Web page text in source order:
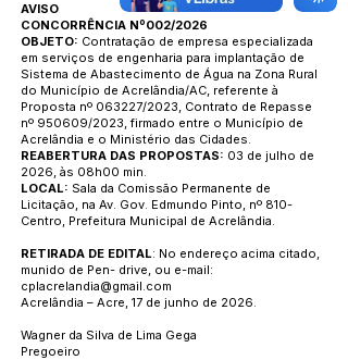
AVISO
CONCORRÊNCIA Nº002/2026
OBJETO: Contratação de empresa especializada
em serviços de engenharia para implantação de
Sistema de Abastecimento de Água na Zona Rural
do Município de Acrelândia/AC, referente à
Proposta nº 063227/2023, Contrato de Repasse
nº 950609/2023, firmado entre o Município de
Acrelândia e o Ministério das Cidades.
REABERTURA DAS PROPOSTAS: 03 de julho de
2026, às 08h00 min.
LOCAL: Sala da Comissão Permanente de
Licitação, na Av. Gov. Edmundo Pinto, nº 810-
Centro, Prefeitura Municipal de Acrelândia.
RETIRADA DE EDITAL: No endereço acima citado,
munido de Pen- drive, ou e-mail:
cplacrelandia@gmail.com
Acrelândia – Acre, 17 de junho de 2026.
Wagner da Silva de Lima Gega
Pregoeiro